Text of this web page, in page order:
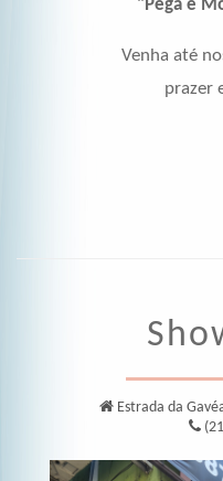
"Pega e
Venha até
prazer
Estrada da